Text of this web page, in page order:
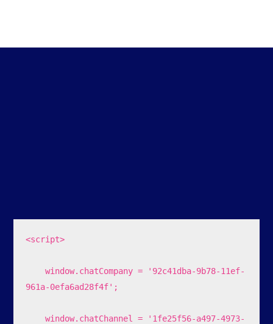
<script>
    window.chatCompany = '92c41dba-9b78-11ef-
961a-0efa6ad28f4f';
    window.chatChannel = '1fe25f56-a497-4973-